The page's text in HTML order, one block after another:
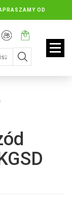
OD
8.30 DO 13.00
Moje
konto
Twój
koszyk:
jest
pusty